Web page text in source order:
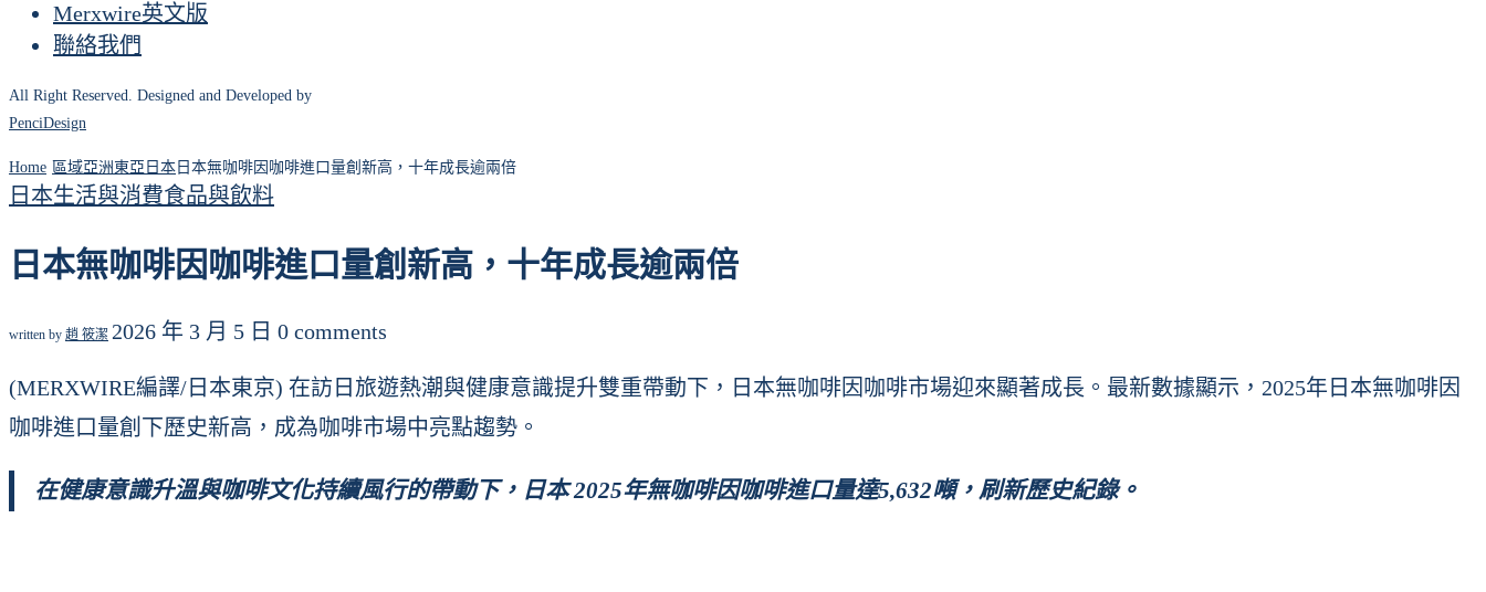
Merxwire英文版
聯絡我們
All Right Reserved. Designed and Developed by
PenciDesign
Home 區域亞洲 東亞 日本 日本無咖啡因咖啡進口量創新高，十年成長逾兩倍
日本生活與消費食品與飲料
日本無咖啡因咖啡進口量創新高，十年成長逾兩倍
written by 趙 筱潔 2026 年 3 月 5 日 0 comments
(MERXWIRE編譯/日本東京) 在訪日旅遊熱潮與健康意識提升雙重帶動下，日本無咖啡因咖啡市場迎來顯著成長。最新數據顯示，2025年日本無咖啡因
咖啡進口量創下歷史新高，成為咖啡市場中亮點趨勢。
在健康意識升溫與咖啡文化持續風行的帶動下，日本 2025年無咖啡因咖啡進口量達5,632噸，刷新歷史紀錄。